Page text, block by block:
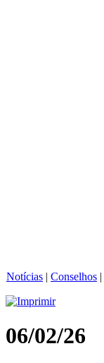
Notícias | Conselhos |
06/02/26